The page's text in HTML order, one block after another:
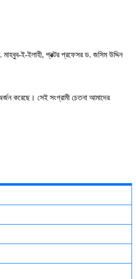
. মাহবুব-ই-ইলাহী, প্রক্টর প্রফেসর ড. জসিম উদ্দিন
করেছে। সেই সংগ্রামী চেতনা আমাদের